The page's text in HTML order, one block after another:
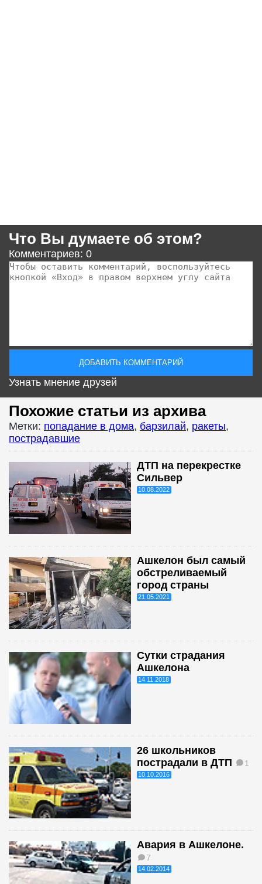
Что Вы думаете об этом?
Комментариев: 0
Узнать мнение друзей
Похожие статьи из архива
Метки: попадание в дома, барзилай, ракеты,
пострадавшие
ДТП на перекрестке
Сильвер
10.08.2022
Ашкелон был самый
обстреливаемый
город страны
21.05.2021
Сутки страдания
Ашкелона
14.11.2018
26 школьников
пострадали в ДТП
1
10.10.2016
Авария в Ашкелоне.
7
14.02.2014